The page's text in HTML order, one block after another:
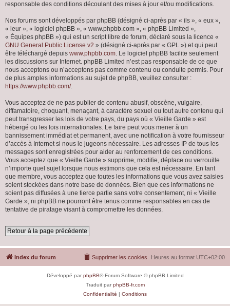
responsable des conditions découlant des mises à jour et/ou modifications.
Nos forums sont développés par phpBB (désigné ci-après par « ils », « eux »,
« leur », « logiciel phpBB », « www.phpbb.com », « phpBB Limited »,
« Équipes phpBB ») qui est un script libre de forum, déclaré sous la licence «
GNU General Public License v2 » (désigné ci-après par « GPL ») et qui peut
être téléchargé depuis www.phpbb.com. Le logiciel phpBB facilite seulement
les discussions sur Internet. phpBB Limited n’est pas responsable de ce que
nous acceptons ou n’acceptons pas comme contenu ou conduite permis. Pour
de plus amples informations au sujet de phpBB, veuillez consulter :
https://www.phpbb.com/.
Vous acceptez de ne pas publier de contenu abusif, obscène, vulgaire,
diffamatoire, choquant, menaçant, à caractère sexuel ou tout autre contenu qui
peut transgresser les lois de votre pays, du pays où « Vieille Garde » est
hébergé ou les lois internationales. Le faire peut vous mener à un
bannissement immédiat et permanent, avec une notification à votre fournisseur
d’accès à Internet si nous le jugeons nécessaire. Les adresses IP de tous les
messages sont enregistrées pour aider au renforcement de ces conditions.
Vous acceptez que « Vieille Garde » supprime, modifie, déplace ou verrouille
n’importe quel sujet lorsque nous estimons que cela est nécessaire. En tant
que membre, vous acceptez que toutes les informations que vous avez saisies
soient stockées dans notre base de données. Bien que ces informations ne
soient pas diffusées à une tierce partie sans votre consentement, ni « Vieille
Garde », ni phpBB ne pourront être tenus comme responsables en cas de
tentative de piratage visant à compromettre les données.
Retour à la page précédente
Index du forum Heures au format UTC+02:00
Supprimer les cookies
Développé parphpBB® Forum Software © phpBB Limited
Traduit parphpBB-fr.com
Confidentialité | Conditions